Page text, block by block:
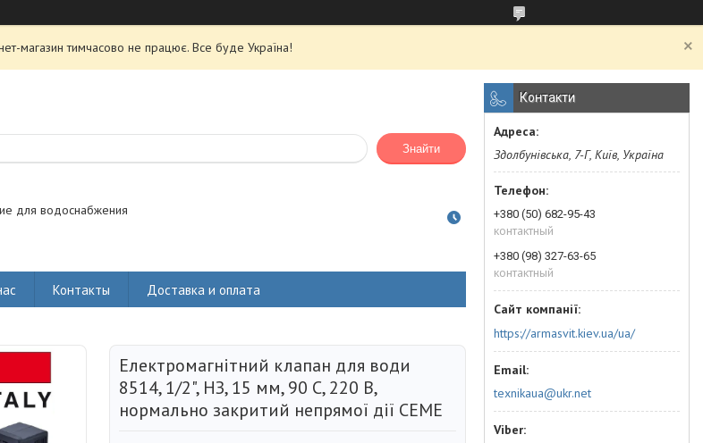
магазин тимчасово не працює. Все буде Україна!
Знайти
для водоснабжения
Контакты Доставка и оплата
Електромагнітний клапан для води
8514, 1/2", НЗ, 15 мм, 90 C, 220 В,
нормально закритий непрямої дії CEME
Контакти
Здолбунівська, 7-Г, Київ, Україна
+380 (50) 682-95-43
контактный
+380 (98) 327-63-65
контактный
https://armasvit.kiev.ua/ua/
texnikaua@ukr.net